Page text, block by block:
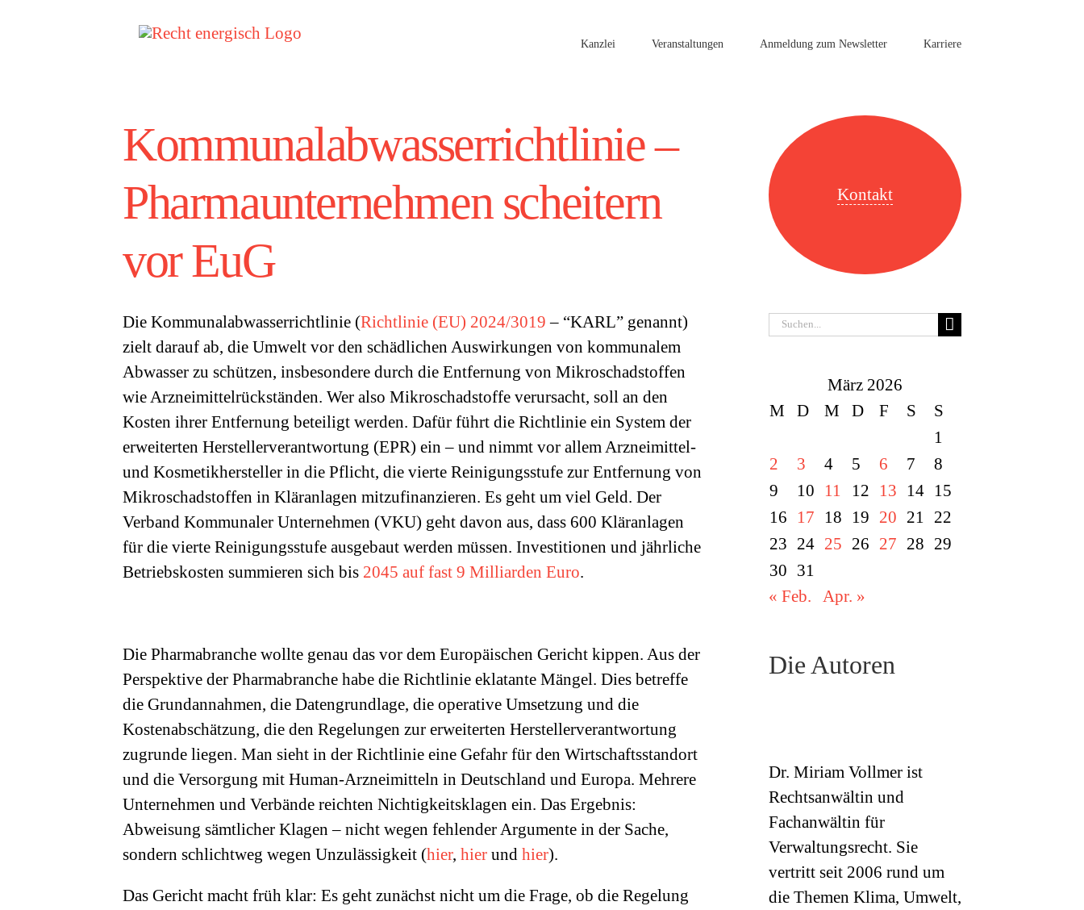
Kanzlei Veranstaltungen Anmeldung zum Newsletter Karriere
Kommunalabwasserrichtlinie –
Pharmaunternehmen scheitern
vor EuG
Die Kommunalabwasserrichtlinie (Richtlinie (EU) 2024/3019 – “KARL” genannt)
zielt darauf ab, die Umwelt vor den schädlichen Auswirkungen von kommunalem
Abwasser zu schützen, insbesondere durch die Entfernung von Mikroschadstoffen
wie Arzneimittelrückständen. Wer also Mikroschadstoffe verursacht, soll an den
Kosten ihrer Entfernung beteiligt werden. Dafür führt die Richtlinie ein System der
erweiterten Herstellerverantwortung (EPR) ein – und nimmt vor allem Arzneimittel-
und Kosmetikhersteller in die Pflicht, die vierte Reinigungsstufe zur Entfernung von
Mikroschadstoffen in Kläranlagen mitzufinanzieren. Es geht um viel Geld. Der
Verband Kommunaler Unternehmen (VKU) geht davon aus, dass 600 Kläranlagen
für die vierte Reinigungsstufe ausgebaut werden müssen. Investitionen und jährliche
Betriebskosten summieren sich bis 2045 auf fast 9 Milliarden Euro.
Die Pharmabranche wollte genau das vor dem Europäischen Gericht kippen. Aus der
Perspektive der Pharmabranche habe die Richtlinie eklatante Mängel. Dies betreffe
die Grundannahmen, die Datengrundlage, die operative Umsetzung und die
Kostenabschätzung, die den Regelungen zur erweiterten Herstellerverantwortung
zugrunde liegen. Man sieht in der Richtlinie eine Gefahr für den Wirtschaftsstandort
und die Versorgung mit Human-Arzneimitteln in Deutschland und Europa. Mehrere
Unternehmen und Verbände reichten Nichtigkeitsklagen ein. Das Ergebnis:
Abweisung sämtlicher Klagen – nicht wegen fehlender Argumente in der Sache,
sondern schlichtweg wegen Unzulässigkeit (hier, hier und hier).
Das Gericht macht früh klar: Es geht zunächst nicht um die Frage, ob die Regelung
Kontakt
Suche
März 2026
M
D M D F S
S
1
2
3 4 5 6 7
8
9
10 11 12 13 14 15
16
17 18 19 20 21
22
23 24 25 26 27 28 29
30 31
« Feb.
Apr. »
Die Autoren
Dr. Miriam Vollmer ist
Rechtsanwältin und
Fachanwältin für
Verwaltungsrecht. Sie
vertritt seit 2006 rund um
die Themen Klima, Umwelt,